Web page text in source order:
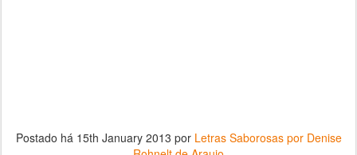
Postado há 15th January 2013 por Letras Saborosas por Denise